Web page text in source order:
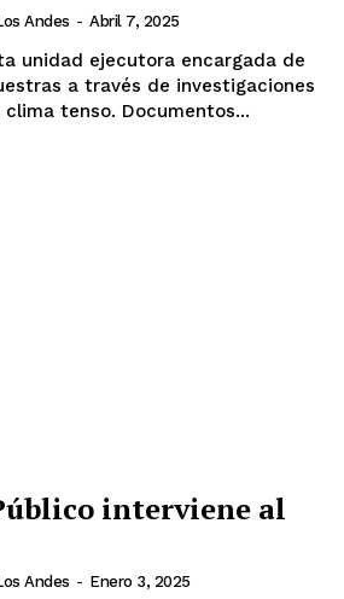
Andes - Abril 7, 2025
unidad ejecutora encargada de
a través de investigaciones
tenso. Documentos...
interviene al
Andes - Enero 3, 2025